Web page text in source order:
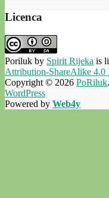
Licenca
Poriluk by Spirit Rijeka is
Attribution-ShareAlike 4.0
Copyright © 2026 PoRiluk
WordPress
Powered by Web4y